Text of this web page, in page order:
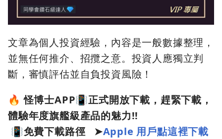
文章為個人投資經驗，內容是一般數據整理，
並無任何推介、招攬之意。投資人應獨立判
斷，審慎評估並自負投資風險！
🔥 怪博士APP📳正式開放下載，趕緊下載，
體驗年度旗艦級產品的魅力!!
📳免費下載路徑 ➤Apple 用戶點這裡下載